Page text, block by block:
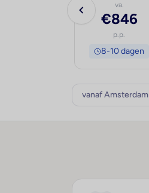
va.
€846
p.p.
8-10 dagen
vanaf Amsterdam